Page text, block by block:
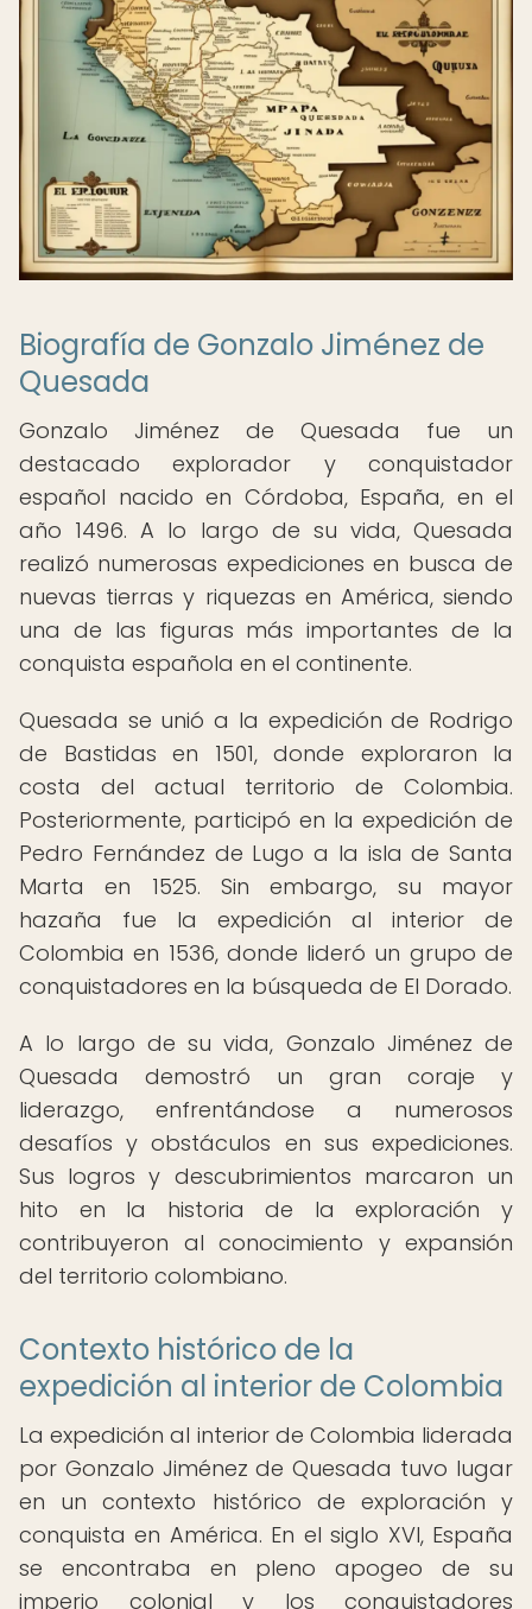
Biografía de Gonzalo Jiménez de
Quesada
Gonzalo Jiménez de Quesada fue un
destacado explorador y conquistador
español nacido en Córdoba, España, en el
año 1496. A lo largo de su vida, Quesada
realizó numerosas expediciones en busca de
nuevas tierras y riquezas en América, siendo
una de las figuras más importantes de la
conquista española en el continente.
Quesada se unió a la expedición de Rodrigo
de Bastidas en 1501, donde exploraron la
costa del actual territorio de Colombia.
Posteriormente, participó en la expedición de
Pedro Fernández de Lugo a la isla de Santa
Marta en 1525. Sin embargo, su mayor
hazaña fue la expedición al interior de
Colombia en 1536, donde lideró un grupo de
conquistadores en la búsqueda de El Dorado.
A lo largo de su vida, Gonzalo Jiménez de
Quesada demostró un gran coraje y
liderazgo, enfrentándose a numerosos
desafíos y obstáculos en sus expediciones.
Sus logros y descubrimientos marcaron un
hito en la historia de la exploración y
contribuyeron al conocimiento y expansión
del territorio colombiano.
Contexto histórico de la
expedición al interior de Colombia
La expedición al interior de Colombia liderada
por Gonzalo Jiménez de Quesada tuvo lugar
en un contexto histórico de exploración y
conquista en América. En el siglo XVI, España
se encontraba en pleno apogeo de su
imperio colonial y los conquistadores